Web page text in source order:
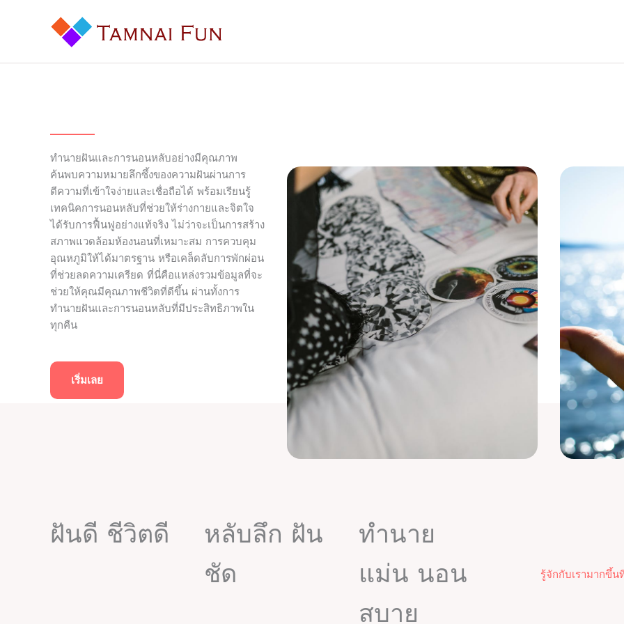
ทำนายฝันและการนอนหลับอย่างมีคุณภาพ
ค้นพบความหมายลึกซึ้งของความฝันผ่านการ
ตีความที่เข้าใจง่ายและเชื่อถือได้ พร้อมเรียนรู้
เทคนิคการนอนหลับที่ช่วยให้ร่างกายและจิตใจ
ได้รับการฟื้นฟูอย่างแท้จริง ไม่ว่าจะเป็นการสร้าง
สภาพแวดล้อมห้องนอนที่เหมาะสม การควบคุม
อุณหภูมิให้ได้มาตรฐาน หรือเคล็ดลับการพักผ่อน
ที่ช่วยลดความเครียด ที่นี่คือแหล่งรวมข้อมูลที่จะ
ช่วยให้คุณมีคุณภาพชีวิตที่ดีขึ้น ผ่านทั้งการ
ทำนายฝันและการนอนหลับที่มีประสิทธิภาพใน
ทุกคืน
เริ่มเลย
ฝันดี ชีวิตดี
หลับลึก ฝัน
ชัด
ทำนาย
แม่น นอน
สบาย
รู้จักกับเรามากขึ้น